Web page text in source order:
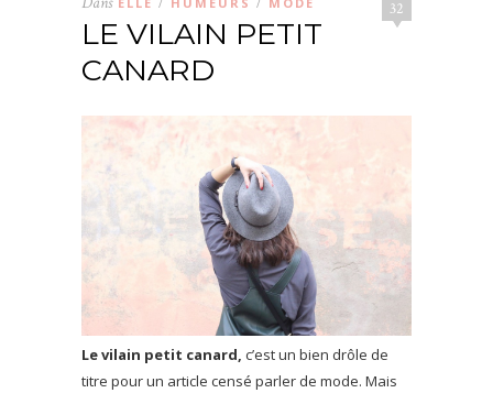
32
/ /
LE VILAIN PETIT
CANARD
Le vilain petit canard, c’est un bien drôle de
titre pour un article censé parler de mode. Mais